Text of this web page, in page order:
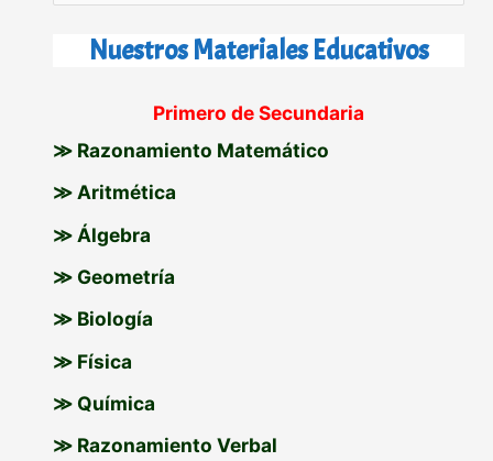
r
p
o
Nuestros Materiales Educativos
Primero de Secundaria
≫ Razonamiento Matemático
≫ Aritmética
≫ Álgebra
≫ Geometría
≫ Biología
≫ Física
≫ Química
≫ Razonamiento Verbal